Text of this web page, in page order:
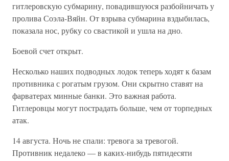
гитлеровскую субмарину, повадившуюся разбойничать у
пролива Соэла-Вяйн. От взрыва субмарина вздыбилась,
показала нос, рубку со свастикой и ушла на дно.
Боевой счет открыт.
Несколько наших подводных лодок теперь ходят к базам
противника с рогатым грузом. Они скрытно ставят на
фарватерах минные банки. Это важная работа.
Гитлеровцы могут пострадать больше, чем от торпедных
атак.
14 августа. Ночь не спали: тревога за тревогой.
Противник недалеко — в каких-нибудь пятидесяти